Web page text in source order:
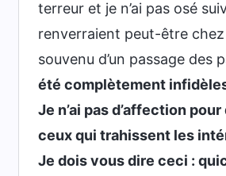
terreur et je n’ai pas osé
renverraient peut-être chez
souvenu d’un passage des
été complètement
Je n’ai pas d’affection
ceux qui trahissent les
Je dois vous dire ceci :